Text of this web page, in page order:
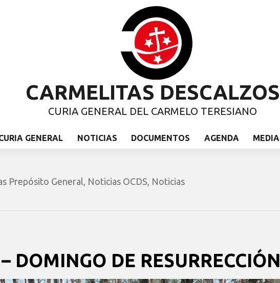
CARMELITAS DESCALZOS
CURIA GENERAL DEL CARMELO TERESIANO
GENERAL NOTICIAS DOCUMENTOS AGENDA MEDIA
Prepósito General Noticias OCDS Noticias
DOMINGO DE RESURRECCIÓN